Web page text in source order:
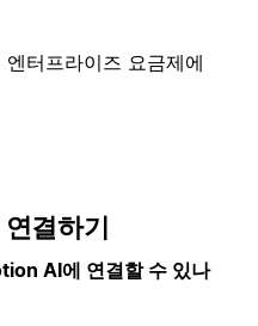
터프라이즈 요금제에
결하기
AI에 연결할 수 있나